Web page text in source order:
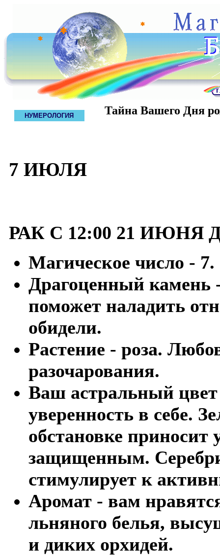
НУМЕРОЛОГИЯ Тайна Вашего Дня
7 ИЮЛЯ
РАК С 12:00 21 ИЮНЯ
Магическое число - 7.
Драгоценный камень
поможет наладить
обидели.
Растение - роза.
разочарования.
Ваш астральный
уверенность в себе.
обстановке приносит
защищенным.
стимулирует к
Аромат - вам
льняного белья,
и диких орхидей.